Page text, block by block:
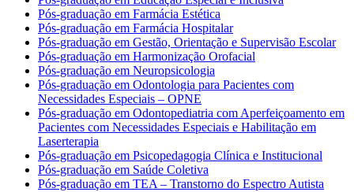
Pós-graduação em Farmácia Estética
Pós-graduação em Farmácia Hospitalar
Pós-graduação em Gestão, Orientação e Supervisão Escolar
Pós-graduação em Harmonização Orofacial
Pós-graduação em Neuropsicologia
Pós-graduação em Odontologia para Pacientes com
Necessidades Especiais – OPNE
Pós-graduação em Odontopediatria com Aperfeiçoamento em
Pacientes com Necessidades Especiais e Habilitação em
Laserterapia
Pós-graduação em Psicopedagogia Clínica e Institucional
Pós-graduação em Saúde Coletiva
Pós-graduação em TEA – Transtorno do Espectro Autista